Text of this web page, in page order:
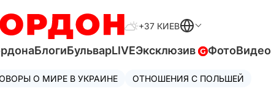
+37 КИЕВ
БлогиБульварLIVEЭксклюзив ФотоВидео
О МИРЕ В УКРАИНЕ ОТНОШЕНИЯ С ПОЛЬШЕЙ